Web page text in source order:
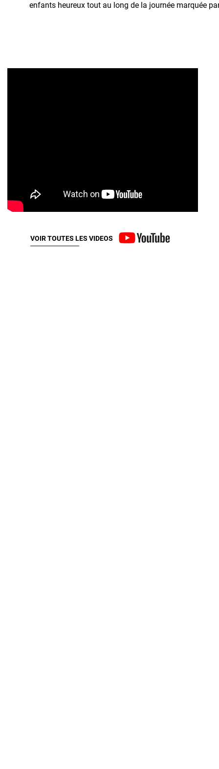
enfants heureux tout au long de la journée marquée
VOIR TOUTES LES VIDEOS